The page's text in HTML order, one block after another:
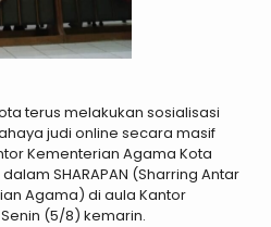
terus melakukan sosialisasi
judi online secara masif
Kementerian Agama Kota
SHARAPAN (Sharring Antar
Agama) di aula Kantor
(5/8) kemarin.